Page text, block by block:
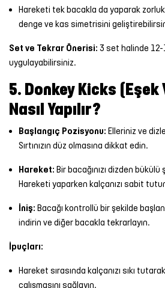
Hareketi tek bacakla da yaparak
denge ve kas simetrisini
Set ve Tekrar Önerisi: 3 set halinde
uygulayabilirsiniz.
5. Donkey Kicks (Eşek
Nasıl Yapılır?
Başlangıç Pozisyonu: Elleriniz ve
Sırtınızın düz olmasına dikkat edin.
Hareket: Bir bacağınızı dizden
Hareketi yaparken kalçanızı sabit
İniş: Bacağı kontrollü bir şekilde
indirin ve diğer bacakla tekrarlayın.
İpuçları:
Hareket sırasında kalçanızı sıkı
çalışmasını sağlayın.